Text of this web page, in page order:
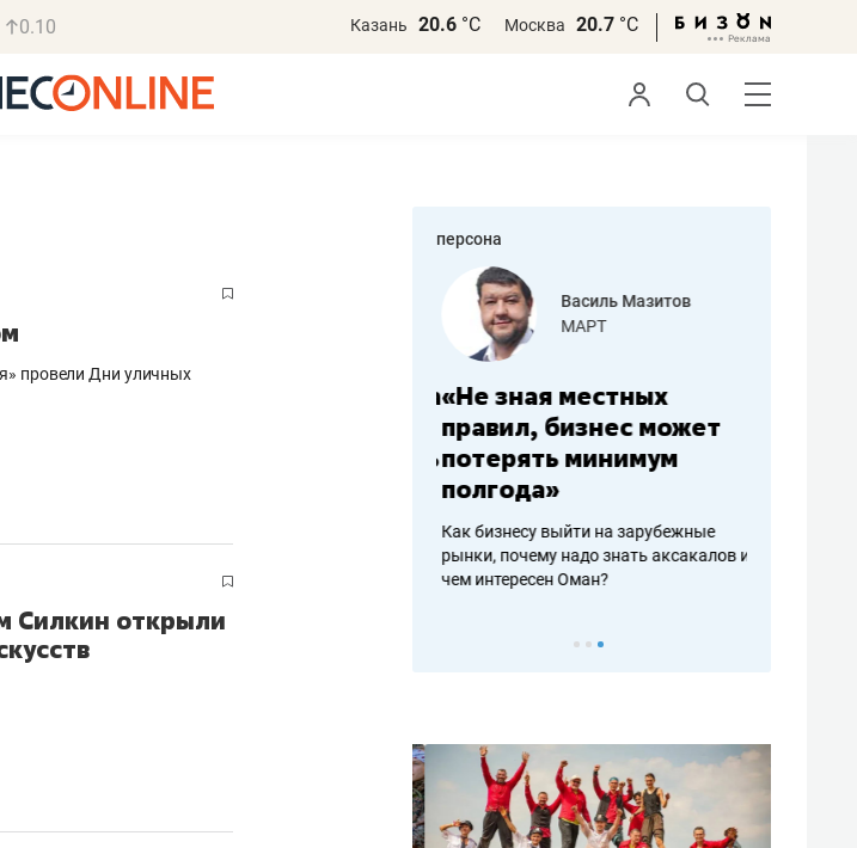
0.10 Казань 20.6 °С Москва 20.7 °С
провели Дни уличных
Силкин открыли
персона
решения»
налогах и развитии без кредитов
Василь Мазитов
МАРТ
«Не зная местных
правил, бизнес может
потерять минимум
полгода»
Как бизнесу выйти на зарубежные
рынки, почему надо знать аксакалов и
чем интересен Оман?